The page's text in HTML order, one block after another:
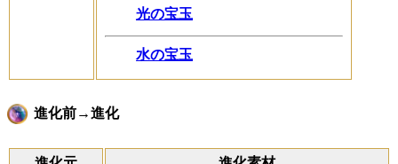
光の宝玉
水の宝玉
進化前→進化